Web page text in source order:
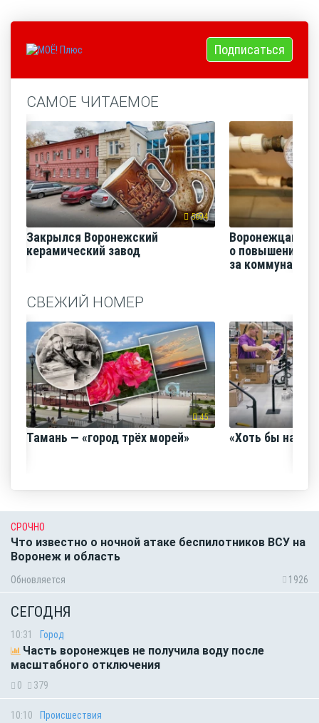
Подписаться
САМОЕ ЧИТАЕМОЕ
5694
Закрылся Воронежский
керамический завод
Воронежцам
о повышении
за
СВЕЖИЙ НОМЕР
45
Тамань — «город трёх морей» «Хоть бы наш
СРОЧНО
Что известно о ночной атаке беспилотников ВСУ на
Воронеж и область
Обновляется 1926
СЕГОДНЯ
10:31 Город
Часть воронежцев не получила воду после
масштабного отключения
0 379
10:10 Происшествия